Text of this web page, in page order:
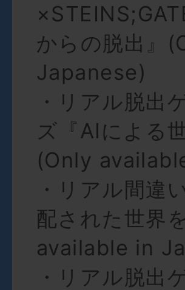
からの脱出』
Japanese)
・リアル脱出
ズ『AIによる
(Only
・リアル間違
配された世界
available in
・リアル脱出